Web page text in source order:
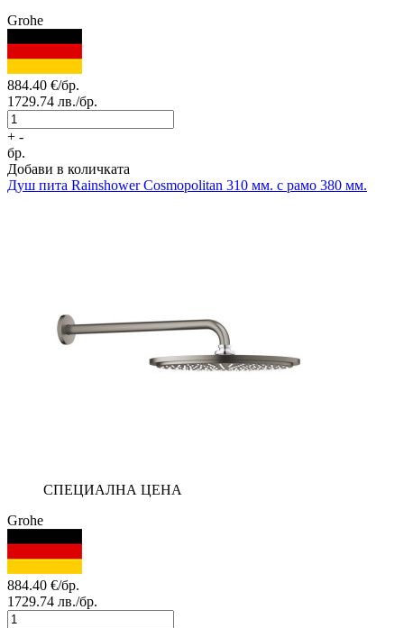
Grohe
884.40 €/бр.
1729.74 лв./бр.
+ -
бр.
Добави в количката
Душ пита Rainshower Cosmopolitan 310 мм. с рамо 380 мм.
СПЕЦИАЛНА ЦЕНА
Grohe
884.40 €/бр.
1729.74 лв./бр.